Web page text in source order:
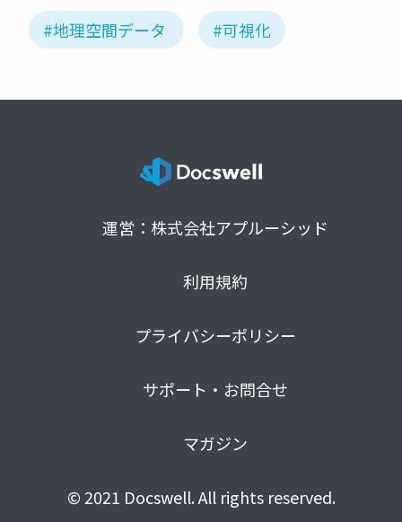
#地理空間データ #可視化
運営：株式会社アプルーシッド
利用規約
プライバシーポリシー
サポート・お問合せ
マガジン
© 2021 Docswell. All rights reserved.